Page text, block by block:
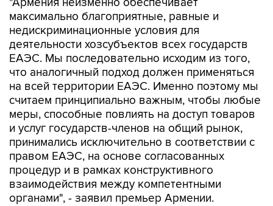
максимально благоприятные, равные и
недискриминационные условия для
деятельности хозсубъектов всех государств
ЕАЭС. Мы последовательно исходим из того,
что аналогичный подход должен применяться
на всей территории ЕАЭС. Именно поэтому мы
считаем принципиально важным, чтобы любые
меры, способные повлиять на доступ товаров
и услуг государств-членов на общий рынок,
принимались исключительно в соответствии с
правом ЕАЭС, на основе согласованных
процедур и в рамках конструктивного
взаимодействия между компетентными
органами", - заявил премьер Армении.